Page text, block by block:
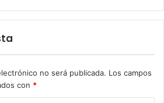
no será publicada. Los campos
con *